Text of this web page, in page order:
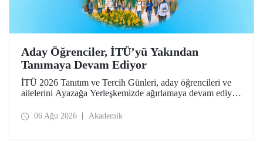
Aday Öğrenciler, İTÜ’yü Yakından
Tanımaya Devam Ediyor
İTÜ 2026 Tanıtım ve Tercih Günleri, aday öğrencileri ve
ailelerini Ayazağa Yerleşkemizde ağırlamaya devam ediyor.
ilgili fakülte ve birimler adaylara bilgi vermeye devam
06 Ağu 2026 Akademik